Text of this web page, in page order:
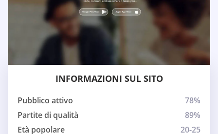
INFORMAZIONI SUL SITO
Pubblico attivo
78%
Partite di qualità
89%
Età popolare
20-25